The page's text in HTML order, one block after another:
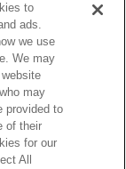
or Share My
メディアポリシー
せ
to
ads.
we use
We may
may
provided to
of their
for our
All